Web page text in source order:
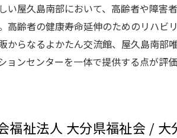
屋久島南部において、高齢者や障害
高齢者の健康寿命延伸のためのリハビ
らなるよかたん交流館、屋久島南部
ンセンターを一体で提供する点が評価
福祉法人 大分県福祉会 /